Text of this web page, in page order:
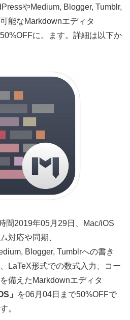
やMedium, Blogger, Tumblr,
能なMarkdownエディタ
に。ます。詳細は以下か
間2019年05月29日、Mac/iOS
対応や同期、
Blogger, Tumblrへの書き
LaTeX形式での数式入力、コー
備えたMarkdownエディタ
」
を06月04日まで50%OFFで
。